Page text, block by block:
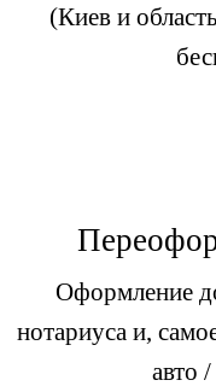
(Киев и
Оформление
нотариуса и,
авто